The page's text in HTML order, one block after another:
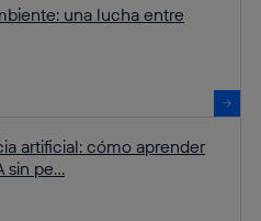
una lucha entre
artificial: cómo aprender
sin pe...